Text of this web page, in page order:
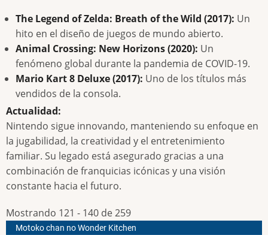
The Legend of Zelda: Breath of the Wild (2017): Un
hito en el diseño de juegos de mundo abierto.
Animal Crossing: New Horizons (2020): Un
fenómeno global durante la pandemia de COVID-19.
Mario Kart 8 Deluxe (2017): Uno de los títulos más
vendidos de la consola.
Actualidad:
Nintendo sigue innovando, manteniendo su enfoque en
la jugabilidad, la creatividad y el entretenimiento
familiar. Su legado está asegurado gracias a una
combinación de franquicias icónicas y una visión
constante hacia el futuro.
Mostrando 121 - 140 de 259
Motoko chan no Wonder Kitchen